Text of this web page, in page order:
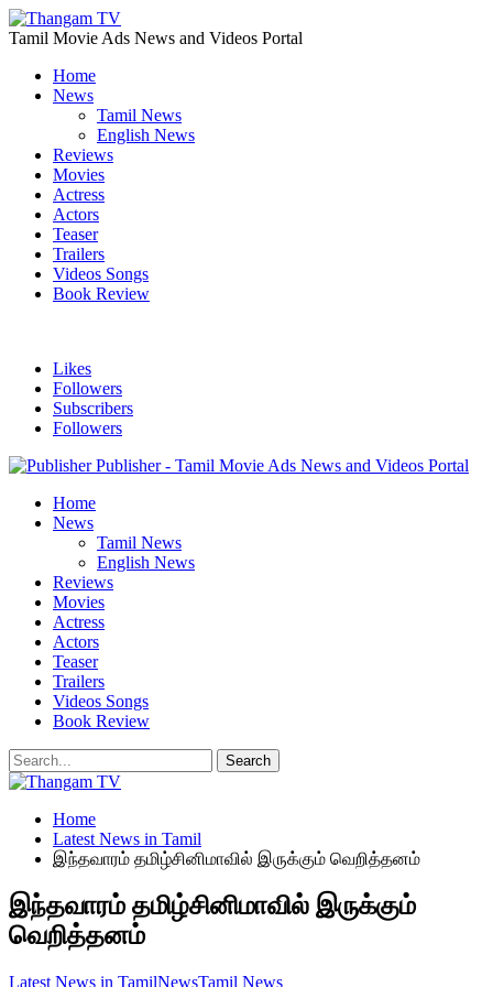
Tamil Movie Ads News and Videos Portal
Home
News
Tamil News
English News
Reviews
Movies
Actress
Actors
Teaser
Trailers
Videos Songs
Book Review
Likes
Followers
Subscribers
Followers
Publisher - Tamil Movie Ads News and Videos Portal
Home
News
Tamil News
English News
Reviews
Movies
Actress
Actors
Teaser
Trailers
Videos Songs
Book Review
Home
Latest News in Tamil
இந்தவாரம் தமிழ்சினிமாவில் இருக்கும் வெறித்தனம்
இந்தவாரம் தமிழ்சினிமாவில் இருக்கும்
வெறித்தனம்
Latest News in TamilNewsTamil News